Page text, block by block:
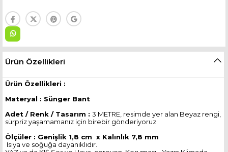
Ürün Özellikleri
Ürün Özellikleri :
Materyal : Sünger Bant
Adet / Renk / Tasarım : 3 METRE, resimde yer alan Beyaz rengi,
sürpriz yaşamamanız için birebir gönderiyoruz
Ölçüler : Genişlik 1,8 cm x Kalınlık 7,8 mm
Isıya ve soğuğa dayanıklıdır.